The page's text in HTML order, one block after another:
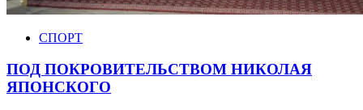
СПОРТ
ПОД ПОКРОВИТЕЛЬСТВОМ НИКОЛАЯ
ЯПОНСКОГО